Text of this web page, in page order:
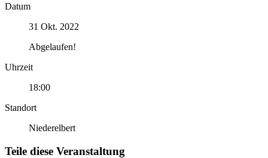
Datum
31 Okt. 2022
Abgelaufen!
Uhrzeit
18:00
Standort
Niederelbert
Teile diese Veranstaltung